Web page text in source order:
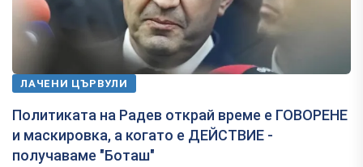
ЛАЧЕНИ ЦЪРВУЛИ
Политиката на Радев открай време е ГОВОРЕНЕ
и маскировка, а когато е ДЕЙСТВИЕ -
получаваме "Боташ"